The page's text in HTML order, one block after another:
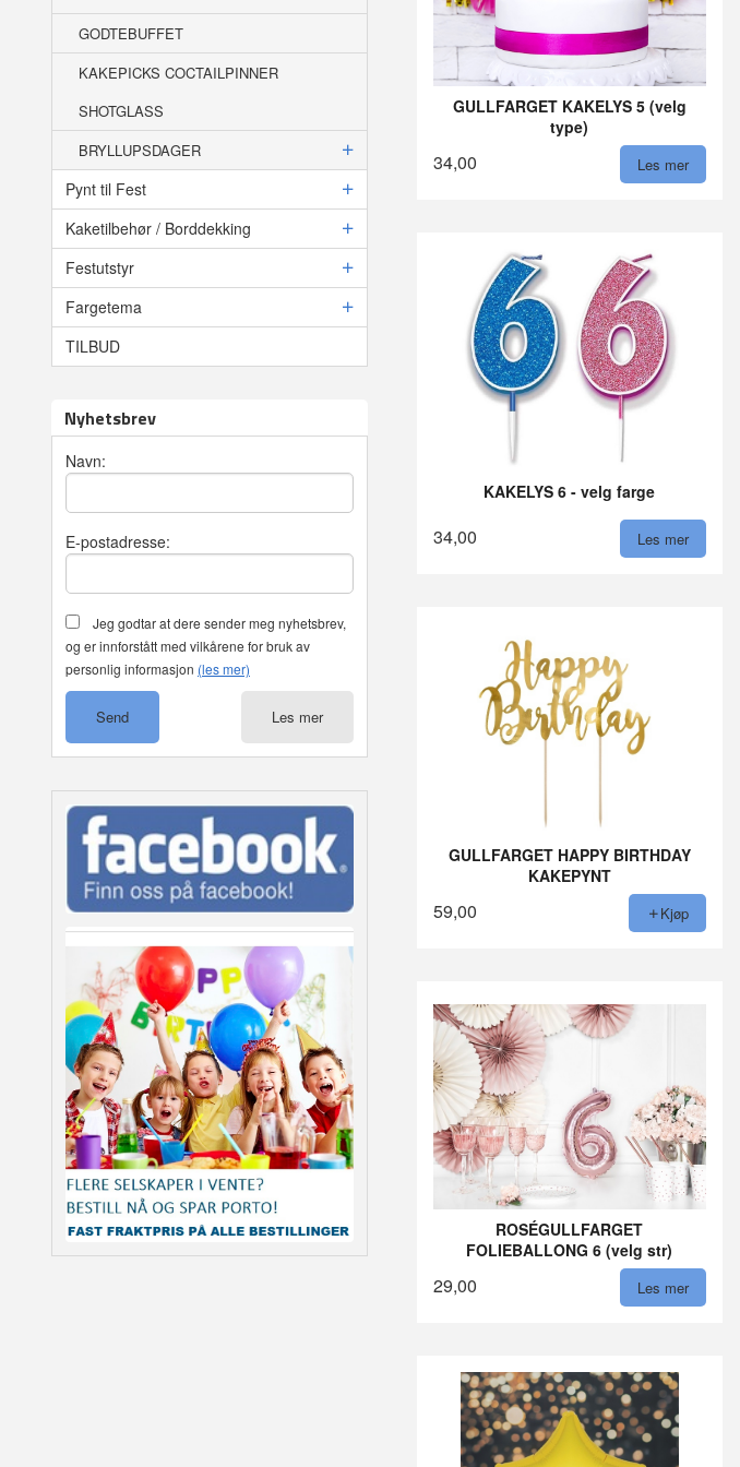
GODTEBUFFET
KAKEPICKS COCTAILPINNER
SHOTGLASS
BRYLLUPSDAGER
Pynt til Fest
Kaketilbehør / Borddekking
Festutstyr
Fargetema
TILBUD
Nyhetsbrev
Navn:
E-postadresse:
Jeg godtar at dere sender meg nyhetsbrev,
og er innforstått med vilkårene for bruk av
personlig informasjon (les mer)
Les mer
GULLFARGET KAKELYS 5 (velg
type)
34,00 Les mer
KAKELYS 6 - velg farge
34,00 Les mer
GULLFARGET HAPPY BIRTHDAY
KAKEPYNT
59,00 Kjøp
ROSÉGULLFARGET
FOLIEBALLONG 6 (velg str)
29,00 Les mer